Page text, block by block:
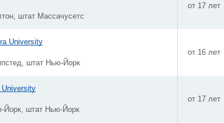
штат Массачусетс
от 17 лет
University
штат Нью-Йорк
от 16 лет
University
Йорк, штат Нью-Йорк
от 17 лет